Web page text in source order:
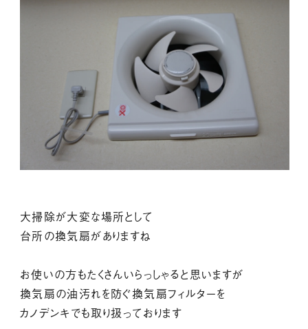
大掃除が大変な場所として
台所の換気扇がありますね
お使いの方もたくさんいらっしゃると思いますが
換気扇の油汚れを防ぐ換気扇フィルターを
カノデンキでも取り扱っております